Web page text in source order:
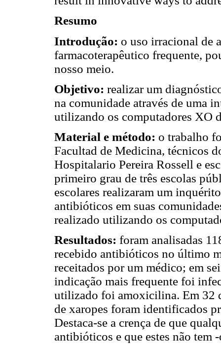
Resumo
Introdução: o uso irracional de
farmacoterapêutico frequente,
nosso meio.
Objetivo: realizar um
na comunidade através de uma
utilizando os computadores XO
Material e método: o trabalho
Facultad de Medicina, técnicos
Hospitalario Pereira Rossell e
primeiro grau de três escolas
escolares realizaram um
antibióticos em suas
realizado utilizando os
Resultados: foram analisadas
recebido antibióticos no último
receitados por um médico; em
indicação mais frequente foi
utilizado foi amoxicilina. Em 32
de xaropes foram identificados
Destaca-se a crença de que
antibióticos e que estes não tem